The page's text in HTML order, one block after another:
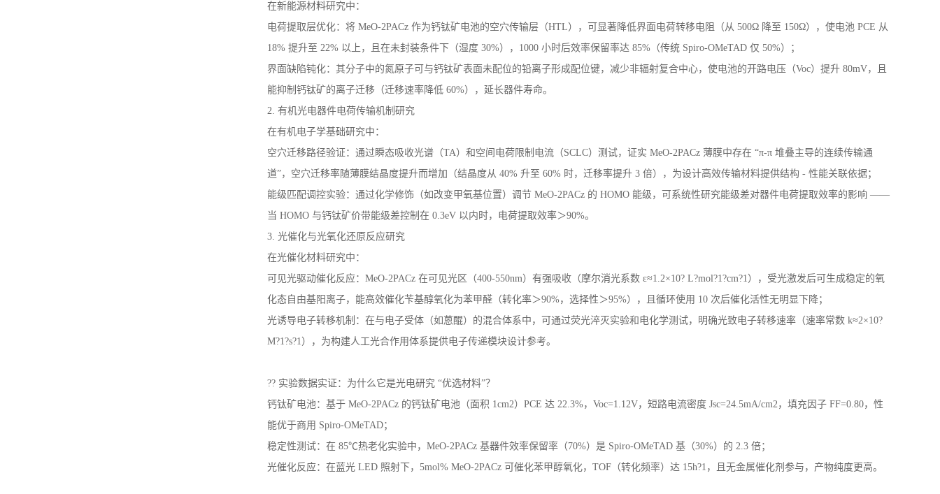
在新能源材料研究中：
电荷提取层优化：将 MeO-2PACz 作为钙钛矿电池的空穴传输层（HTL），可显著降低界面电荷转移电阻（从 500Ω 降至 150Ω），使电池 PCE 从
18% 提升至 22% 以上，且在未封装条件下（湿度 30%），1000 小时后效率保留率达 85%（传统 Spiro-OMeTAD 仅 50%）；
界面缺陷钝化：其分子中的氮原子可与钙钛矿表面未配位的铅离子形成配位键，减少非辐射复合中心，使电池的开路电压（Voc）提升 80mV，且
能抑制钙钛矿的离子迁移（迁移速率降低 60%），延长器件寿命。
2. 有机光电器件电荷传输机制研究
在有机电子学基础研究中：
空穴迁移路径验证：通过瞬态吸收光谱（TA）和空间电荷限制电流（SCLC）测试，证实 MeO-2PACz 薄膜中存在 “π-π 堆叠主导的连续传输通
道”，空穴迁移率随薄膜结晶度提升而增加（结晶度从 40% 升至 60% 时，迁移率提升 3 倍），为设计高效传输材料提供结构 - 性能关联依据；
能级匹配调控实验：通过化学修饰（如改变甲氧基位置）调节 MeO-2PACz 的 HOMO 能级，可系统性研究能级差对器件电荷提取效率的影响 ——
当 HOMO 与钙钛矿价带能级差控制在 0.3eV 以内时，电荷提取效率＞90%。
3. 光催化与光氧化还原反应研究
在光催化材料研究中：
可见光驱动催化反应：MeO-2PACz 在可见光区（400-550nm）有强吸收（摩尔消光系数 ε≈1.2×10? L?mol?1?cm?1），受光激发后可生成稳定的氧
化态自由基阳离子，能高效催化苄基醇氧化为苯甲醛（转化率＞90%，选择性＞95%），且循环使用 10 次后催化活性无明显下降；
光诱导电子转移机制：在与电子受体（如蒽醌）的混合体系中，可通过荧光淬灭实验和电化学测试，明确光致电子转移速率（速率常数 k≈2×10?
M?1?s?1），为构建人工光合作用体系提供电子传递模块设计参考。
?? 实验数据实证：为什么它是光电研究 “优选材料”？
钙钛矿电池：基于 MeO-2PACz 的钙钛矿电池（面积 1cm2）PCE 达 22.3%，Voc=1.12V，短路电流密度 Jsc=24.5mA/cm2，填充因子 FF=0.80，性
能优于商用 Spiro-OMeTAD；
稳定性测试：在 85℃热老化实验中，MeO-2PACz 基器件效率保留率（70%）是 Spiro-OMeTAD 基（30%）的 2.3 倍；
光催化反应：在蓝光 LED 照射下，5mol% MeO-2PACz 可催化苯甲醇氧化，TOF（转化频率）达 15h?1，且无金属催化剂参与，产物纯度更高。